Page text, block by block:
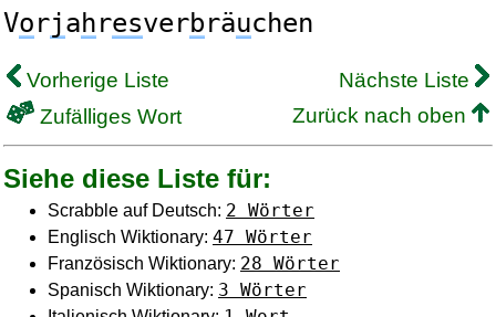
Vorjahresverbräuchen
Vorherige Liste
Nächste Liste
Zufälliges Wort
Zurück nach oben
Siehe diese Liste für:
Scrabble auf Deutsch: 2 Wörter
Englisch Wiktionary: 47 Wörter
Französisch Wiktionary: 28 Wörter
Spanisch Wiktionary: 3 Wörter